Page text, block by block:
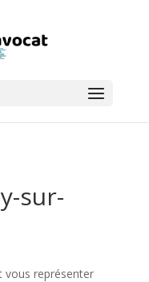
sur-
vous représenter